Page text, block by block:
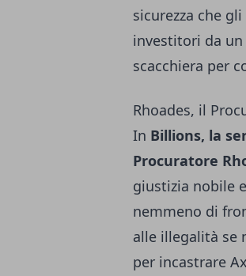
sicurezza che
investitori da
scacchiera per
Rhoades, il
In Billions, la
Procuratore
giustizia nobile
nemmeno di
alle illegalità se
per incastrare